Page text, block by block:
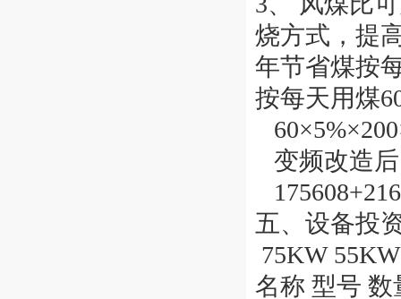
烧方式，提
年节省煤按
按每天用煤
变频改造
五、设备投
75KW 55KW
名称 型号